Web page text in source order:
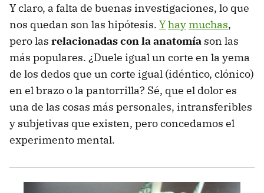
Y claro, a falta de buenas investigaciones, lo que
nos quedan son las hipótesis. Yhaymuchas,
pero las relacionadas con la anatomía son las
más populares. ¿Duele igual un corte en la yema
de los dedos que un corte igual (idéntico, clónico)
en el brazo o la pantorrilla? Sé, que el dolor es
una de las cosas más personales, intransferibles
y subjetivas que existen, pero concedamos el
experimento mental.